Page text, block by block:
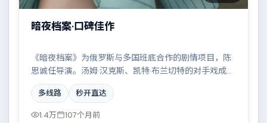
暗夜档案·口碑佳作
《暗夜档案》为俄罗斯与多国班底合作的剧情项目，陈
思诚任导演。汤姆·汉克斯、凯特·布兰切特的对手戏成为
全片高光，小人物在时代洪流中的抉择令人唏嘘。配乐
与摄影风格统一，具备院线质感。
多线路 秒开直达
1.4万 107个月前